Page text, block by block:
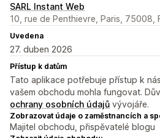
SARL Instant Web
10, rue de Penthievre, Paris, 75008,
Uvedena
27. duben 2026
Přístup k datům
Tato aplikace potřebuje přístup k
vašem obchodu mohla fungovat.
ochrany osobních údajů vývojáře.
Zobrazovat údaje o zaměstnancích a
Majitel obchodu, přispěvatelé blogu